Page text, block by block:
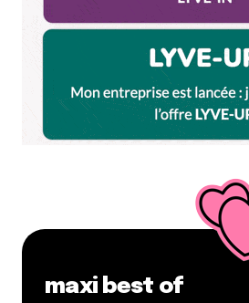
monter sur scène donc ils
s’attendre. J’ai fait un grand
à Fourvière et je n’ai jamais
par ce salut lyonnais.
Répondre
Votre adresse e-mail ne sera pas
champs obligatoires sont
Prévenez-moi de tous les
par e-mail.
maxi best of